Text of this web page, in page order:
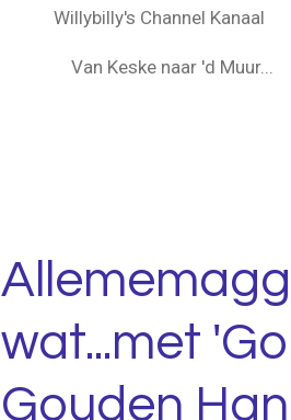
Willybilly's Channel Kanaal
Van Keske naar 'd Muur...
wat...met
Gouden